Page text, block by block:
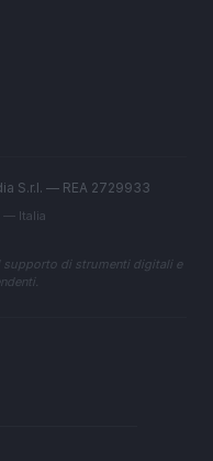
S.r.l. — REA 2729933
— Italia
supporto di strumenti digitali e